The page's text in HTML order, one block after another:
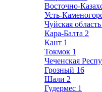
Восточно-
Усть-
Чуйская область
Кара-Балта 2
Кант 1
Токмок 1
Чеченская
Грозный 16
Шали 2
Гудермес 1